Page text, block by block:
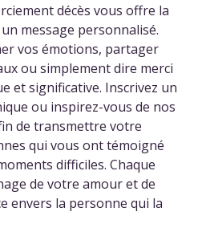
décès vous offre la
message personnalisé.
vos émotions, partager
ou simplement dire merci
et significative. Inscrivez un
ou inspirez-vous de nos
de transmettre votre
qui vous ont témoigné
difficiles. Chaque
de votre amour et de
envers la personne qui la